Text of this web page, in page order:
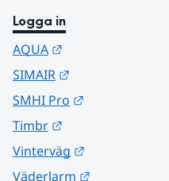
Logga in
AQUA
SIMAIR
SMHI Pro
Timbr
Vinterväg
Väderlarm